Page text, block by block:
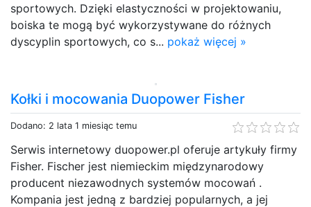
sportowych. Dzięki elastyczności w projektowaniu,
boiska te mogą być wykorzystywane do różnych
dyscyplin sportowych, co s... pokaż więcej »
Kołki i mocowania Duopower Fisher
Dodano: 2 lata 1 miesiąc temu
Serwis internetowy duopower.pl oferuje artykuły firmy
Fisher. Fischer jest niemieckim międzynarodowy
producent niezawodnych systemów mocowań .
Kompania jest jedną z bardziej popularnych, a jej